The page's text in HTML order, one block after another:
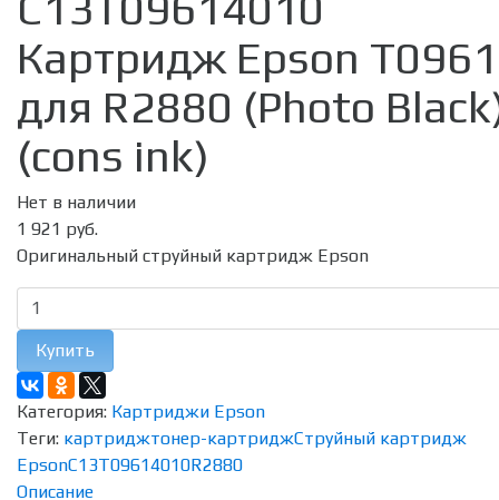
Картридж Epson T0961
для R2880 (Photo
(cons ink)
Нет в наличии
1 921 руб.
Оригинальный струйный картридж Epson
Купить
Категория: Картриджи Epson
Теги: картриджтонер-картриджСтруйный картридж
EpsonC13T09614010R2880
Описание